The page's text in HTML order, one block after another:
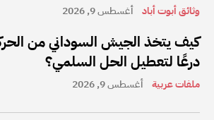
وثائق أبوت أباد أغسطس 9, 2026
كيف يتخذ الجيش السوداني من
درعًا لتعطيل الحل السلمي؟
ملفات عربية أغسطس 9, 2026